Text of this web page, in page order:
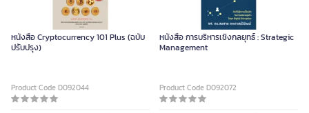
หนังสือ Cryptocurrency 101 Plus (ฉบับ
ปรับปรุง)
Product Code D092044
หนังสือ การบริหารเชิงกลยุทธ์ : Strategic
Management
Product Code D092072